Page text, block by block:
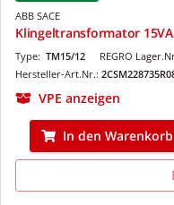
ABB SACE
Klingeltransformator 15VA
REGRO
Type: TM15/12
Hersteller-Art.Nr.:
VPE anzeigen
In den Warenkorb